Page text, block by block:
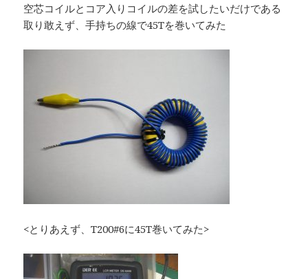
空芯コイルとコア入りコイルの差を試したいだけである
取り敢えず、手持ちの線で45Tを巻いてみた
<とりあえず、T200#6に45T巻いてみた>